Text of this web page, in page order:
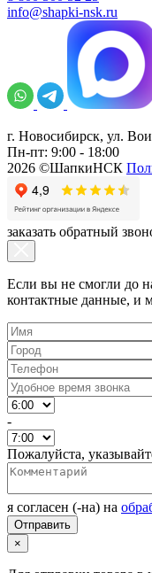
info@shapki-nsk.ru
г. Новосибирск, ул.
Пн-пт: 9:00 - 18:00
2026 ©ШапкиНСК
заказать обратный
Если вы не смогли до
контактные данные, и
-
Пожалуйста,
я согласен (-на) на
×